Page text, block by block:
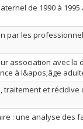
de 1990 à
par les
association avec la
à l&apos;âge
et
: une analyse des